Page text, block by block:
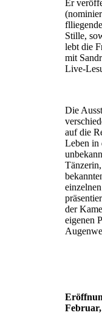
Er
Stille,
lebt die
mit
Live-
Die
auf die
Leben in
der
eigenen